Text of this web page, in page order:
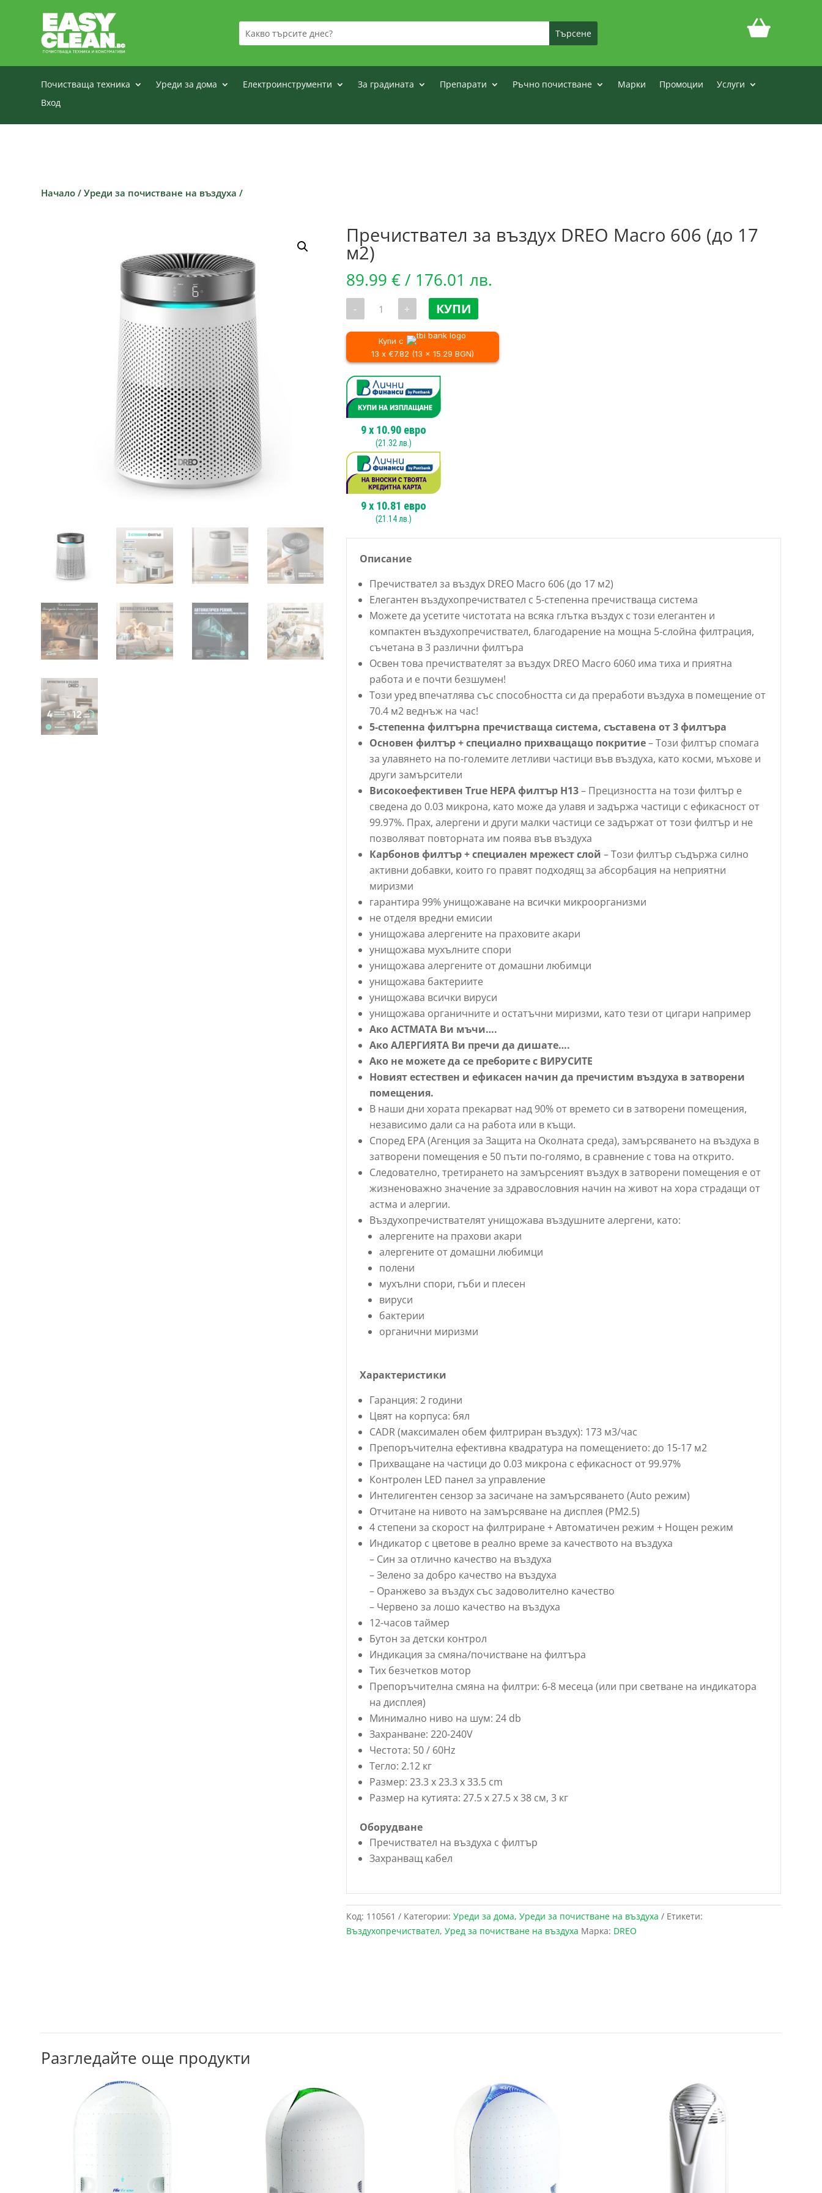
Почистваща техника Уреди за дома Електроинструменти За градината Препарати Ръчно почистване Марки Промоции
Услуги
Вход
Начало /Уреди за почистване на въздуха /
Пречиствател за въздух DREO Macro 606 (до 17
м2)
89.99 €/ 176.01 лв.
- количество
Пречиствател
за
въздух
DREO
Macro
(до
17
м2)
+ КУПИ
Купи с
13 x €7.82 (13 x 15.29 BGN)
9x 10.90евро
(21.32лв.)
9x 10.81 евро
(21.14лв.)
Описание
Пречиствател за въздух DREO Macro 606 (до 17 м2)
Елегантен въздухопречиствател с 5-степенна пречистваща система
Можете да усетите чистотата на всяка глътка въздух с този елегантен и
компактен въздухопречиствател, благодарение на мощна 5-слойна филтрация,
съчетана в 3 различни филтъра
Освен това пречиствателят за въздух DREO Macro 6060 има тиха и приятна
работа и е почти безшумен!
Този уред впечатлява със способността си да преработи въздуха в помещение от
70.4 м2 веднъж на час!
5-степенна филтърна пречистваща система, съставена от 3 филтъра
Основен филтър + специално прихващащо покритие– Този филтър спомага
за улавянето на по-големите летливи частици във въздуха, като косми, мъхове и
други замърсители
Високоефективен True HEPA филтър H13– Прецизността на този филтър е
сведена до 0.03 микрона, като може да улавя и задържа частици с ефикасност от
99.97%. Прах, алергени и други малки частици се задържат от този филтър и не
позволяват повторната им поява във въздуха
Карбонов филтър + специален мрежест слой – Този филтър съдържа силно
активни добавки, които го правят подходящ за абсорбация на неприятни
миризми
гарантира 99% унищожаване на всички микроорганизми
не отделя вредни емисии
унищожава алергените на праховите акари
унищожава мухълните спори
унищожава алергените от домашни любимци
унищожава бактериите
унищожава всички вируси
унищожава органичните и остатъчни миризми, като тези от цигари например
Ако АСТМАТА Ви мъчи….
Ако АЛЕРГИЯТА Ви пречи да дишате….
Ако не можете да се преборите с ВИРУСИТЕ
Новият естествен и ефикасен начин да пречистим въздуха в затворени
помещения.
В наши дни хората прекарват над 90% от времето си в затворени помещения,
независимо дали са на работа или в къщи.
Според ЕРА (Агенция за Защита на Околната среда), замърсяването на въздуха в
затворени помещения е 50 пъти по-голямо, в сравнение с това на открито.
Следователно, третирането на замърсеният въздух в затворени помещения е от
жизненоважно значение за здравословния начин на живот на хора страдащи от
астма и алергии.
Въздухопречиствателят унищожава въздушните алергени, като:
алергените на прахови акари
алергените от домашни любимци
полени
мухълни спори, гъби и плесен
вируси
бактерии
органични миризми
Характеристики
Гаранция: 2 години
Цвят на корпуса: бял
CADR (максимален обем филтриран въздух): 173 м3/час
Препоръчителна ефективна квадратура на помещението: до 15-17 м2
Прихващане на частици до 0.03 микрона с ефикасност от 99.97%
Контролен LED панел за управление
Интелигентен сензор за засичане на замърсяването (Auto режим)
Отчитане на нивото на замърсяване на дисплея (PM2.5)
4 степени за скорост на филтриране + Автоматичен режим + Нощен режим
Индикатор с цветове в реално време за качеството на въздуха
– Син за отлично качество на въздуха
– Зелено за добро качество на въздуха
– Оранжево за въздух със задоволително качество
– Червено за лошо качество на въздуха
12-часов таймер
Бутон за детски контрол
Индикация за смяна/почистване на филтъра
Тих безчетков мотор
Препоръчителна смяна на филтри: 6-8 месеца (или при светване на индикатора
на дисплея)
Минимално ниво на шум: 24 db
Захранване: 220-240V
Честота: 50 / 60Hz
Тегло: 2.12 кг
Размер: 23.3 х 23.3 х 33.5 cm
Размер на кутията: 27.5 х 27.5 х 38 см, 3 кг
Оборудване
Пречиствател на въздуха с филтър
Захранващ кабел
Код: 110561 Категории: Уреди за дома, Уреди за почистване на въздуха
Етикети:
Въздухопречиствател, Уред за почистване на въздуха Марка: DREO
Разгледайте още продукти